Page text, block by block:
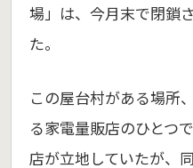
場」は、今月末で閉鎖
た。
この屋台村がある場所
る家電量販店のひとつ
店が立地していたが、